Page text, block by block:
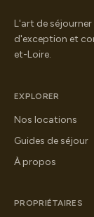
L'art de
d'exception et
et-Loire.
EXPLORER
Nos locations
Guides de séjour
À propos
PROPRIÉTAIRES